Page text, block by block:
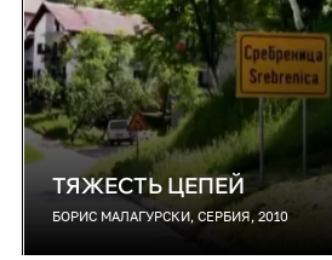
ТЯЖЕСТЬ ЦЕПЕЙ
БОРИС МАЛАГУРСКИ, СЕРБИЯ, 2010